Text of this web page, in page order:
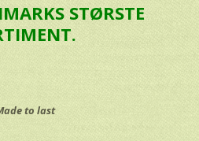
STØRSTE
to last